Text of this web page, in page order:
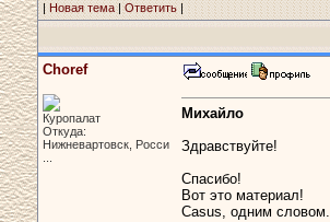
| Новая тема|Ответить |
Choref
Куропалат
Откуда:
Нижневартовск, Росси
Михайло
Здравствуйте!
Спасибо!
Вот это материал!
Casus, одним словом.